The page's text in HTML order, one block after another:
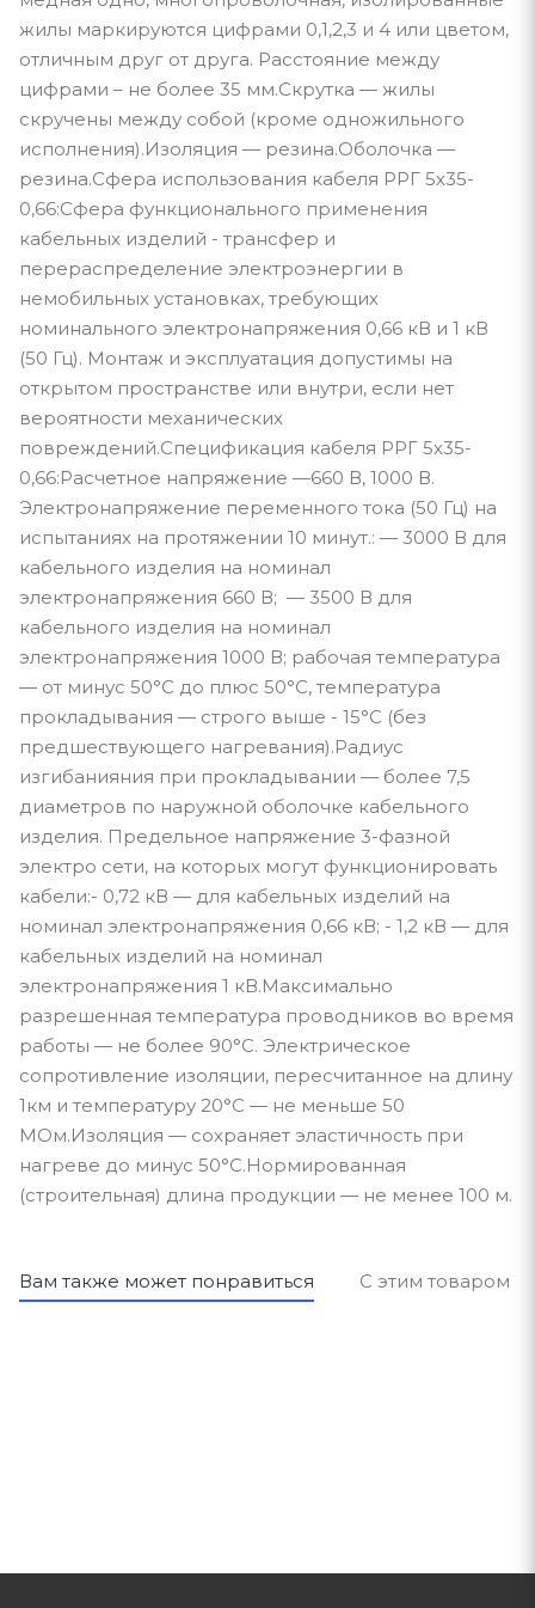
жилы маркируются цифрами 0,1,2,3 и 4 или цветом,
отличным друг от друга. Расстояние между
цифрами – не более 35 мм.Скрутка — жилы
скручены между собой (кроме одножильного
исполнения).Изоляция — резина.Оболочка —
резина.Сфера использования кабеля РРГ 5х35-
0,66:Сфера функционального применения
кабельных изделий - трансфер и
перераспределение электроэнергии в
немобильных установках, требующих
номинального электронапряжения 0,66 кВ и 1 кВ
(50 Гц). Монтаж и эксплуатация допустимы на
открытом пространстве или внутри, если нет
вероятности механических
повреждений.Спецификация кабеля РРГ 5х35-
0,66:Расчетное напряжение —660 В, 1000 В.
Электронапряжение переменного тока (50 Гц) на
испытаниях на протяжении 10 минут.: — 3000 В для
кабельного изделия на номинал
электронапряжения 660 В; — 3500 В для
кабельного изделия на номинал
электронапряжения 1000 В; рабочая температура
— от минус 50°С до плюс 50°С, температура
прокладывания — строго выше - 15°С (без
предшествующего нагревания).Радиус
изгибанияния при прокладывании — более 7,5
диаметров по наружной оболочке кабельного
изделия. Предельное напряжение 3-фазной
электро сети, на которых могут функционировать
кабели:- 0,72 кВ — для кабельных изделий на
номинал электронапряжения 0,66 кВ; - 1,2 кВ — для
кабельных изделий на номинал
электронапряжения 1 кВ.Максимально
разрешенная температура проводников во время
работы — не более 90°С. Электрическое
сопротивление изоляции, пересчитанное на длину
1км и температуру 20°С — не меньше 50
МОм.Изоляция — сохраняет эластичность при
нагреве до минус 50°С.Нормированная
(строительная) длина продукции — не менее 100 м.
Вам также может понравиться С этим товаром